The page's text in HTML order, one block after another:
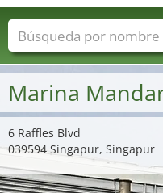
Marina
6 Raffles Blvd
039594 Singapur, Singapur
Nombres de ferias
Sectores de ferias
Sectores de proveedor